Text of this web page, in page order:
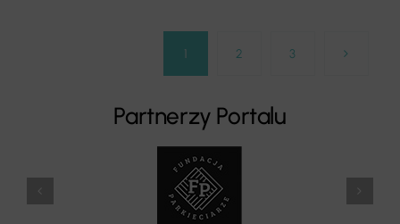
1 2 3
Partnerzy Portalu